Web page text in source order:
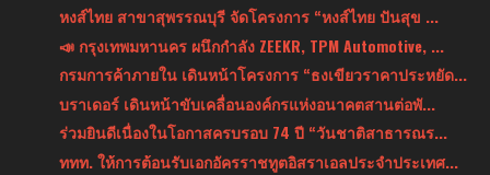
หงส์ไทย สาขาสุพรรณบุรี จัดโครงการ “หงส์ไทย ปันสุข ...
📣 กรุงเทพมหานคร ผนึกกำลัง ZEEKR, TPM Automotive, ...
กรมการค้าภายใน เดินหน้าโครงการ “ธงเขียวราคาประหยัด...
บราเดอร์ เดินหน้าขับเคลื่อนองค์กรแห่งอนาคตสานต่อพั...
ร่วมยินดีเนื่องในโอกาสครบรอบ 74 ปี “วันชาติสาธารณร...
ททท. ให้การต้อนรับเอกอัครราชทูตอิสราเอลประจำประเทศ...